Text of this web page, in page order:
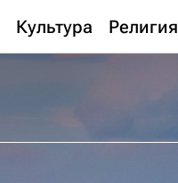
Культура Религия